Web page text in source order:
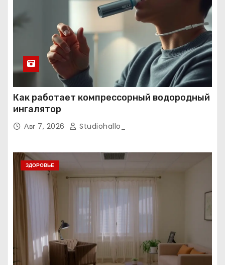
Как работает компрессорный водородный
ингалятор
Авг 7, 2026 Studiohallo_
ЗДОРОВЬЕ